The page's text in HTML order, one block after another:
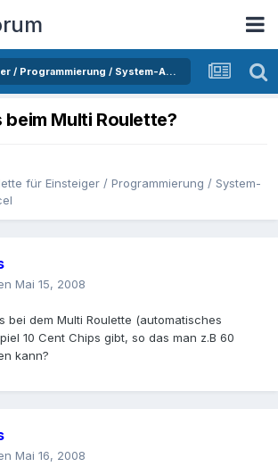
Roulette für Einsteiger / Programmierung / System-Auswertungen / Excel
beim Multi Roulette?
für Einsteiger / Programmierung / System-
Mai 15, 2008
bei dem Multi Roulette (automatisches
10 Cent Chips gibt, so das man z.B 60
kann?
Mai 16, 2008